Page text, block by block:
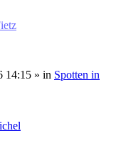
14:15 » in Spotten in